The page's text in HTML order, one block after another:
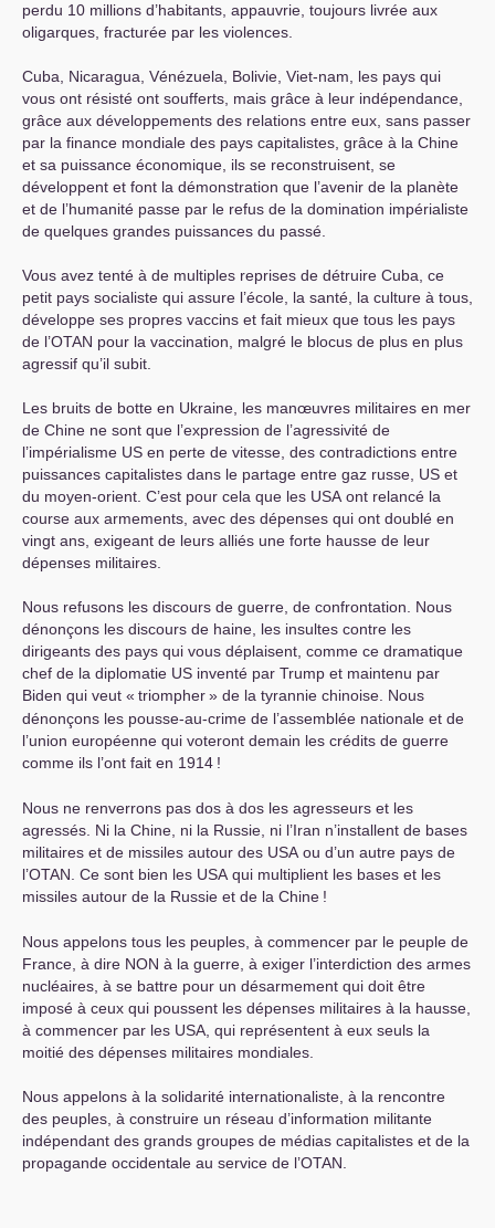
perdu 10 millions d’habitants, appauvrie, toujours livrée aux
oligarques, fracturée par les violences.
Cuba, Nicaragua, Vénézuela, Bolivie, Viet-nam, les pays qui
vous ont résisté ont soufferts, mais grâce à leur indépendance,
grâce aux développements des relations entre eux, sans passer
par la finance mondiale des pays capitalistes, grâce à la Chine
et sa puissance économique, ils se reconstruisent, se
développent et font la démonstration que l’avenir de la planète
et de l’humanité passe par le refus de la domination impérialiste
de quelques grandes puissances du passé.
Vous avez tenté à de multiples reprises de détruire Cuba, ce
petit pays socialiste qui assure l’école, la santé, la culture à tous,
développe ses propres vaccins et fait mieux que tous les pays
de l’OTAN pour la vaccination, malgré le blocus de plus en plus
agressif qu’il subit.
Les bruits de botte en Ukraine, les manœuvres militaires en mer
de Chine ne sont que l’expression de l’agressivité de
l’impérialisme US en perte de vitesse, des contradictions entre
puissances capitalistes dans le partage entre gaz russe, US et
du moyen-orient. C’est pour cela que les USA ont relancé la
course aux armements, avec des dépenses qui ont doublé en
vingt ans, exigeant de leurs alliés une forte hausse de leur
dépenses militaires.
Nous refusons les discours de guerre, de confrontation. Nous
dénonçons les discours de haine, les insultes contre les
dirigeants des pays qui vous déplaisent, comme ce dramatique
chef de la diplomatie US inventé par Trump et maintenu par
Biden qui veut « triompher» de la tyrannie chinoise. Nous
dénonçons les pousse-au-crime de l’assemblée nationale et de
l’union européenne qui voteront demain les crédits de guerre
comme ils l’ont fait en 1914 !
Nous ne renverrons pas dos à dos les agresseurs et les
agressés. Ni la Chine, ni la Russie, ni l’Iran n’installent de bases
militaires et de missiles autour des USA ou d’un autre pays de
l’OTAN . Ce sont bien les USA qui multiplient les bases et les
missiles autour de la Russie et de la Chine !
Nous appelons tous les peuples, à commencer par le peuple de
France, à dire NON à la guerre, à exiger l’interdiction des armes
nucléaires, à se battre pour un désarmement qui doit être
imposé à ceux qui poussent les dépenses militaires à la hausse,
à commencer par les USA , qui représentent à eux seuls la
moitié des dépenses militaires mondiales.
Nous appelons à la solidarité internationaliste, à la rencontre
des peuples, à construire un réseau d’information militante
indépendant des grands groupes de médias capitalistes et de la
propagande occidentale au service de l’OTAN